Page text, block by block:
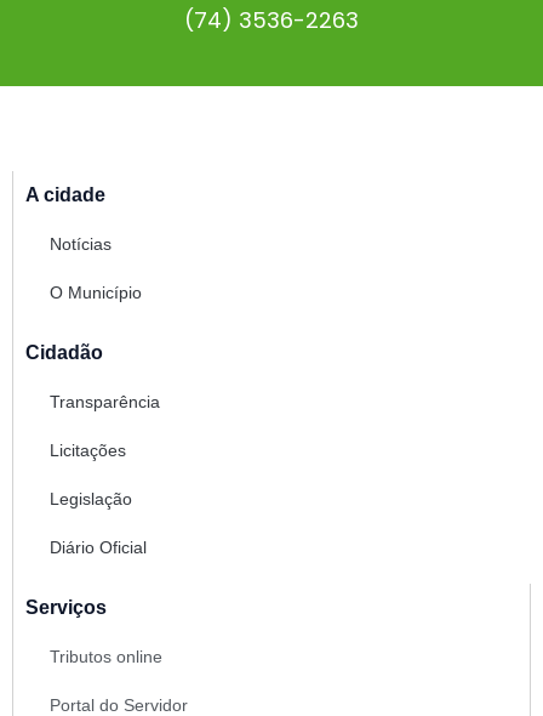
(74) 3536-2263
A cidade
Notícias
O Município
Cidadão
Transparência
Licitações
Legislação
Diário Oficial
Serviços
Tributos online
Portal do Servidor